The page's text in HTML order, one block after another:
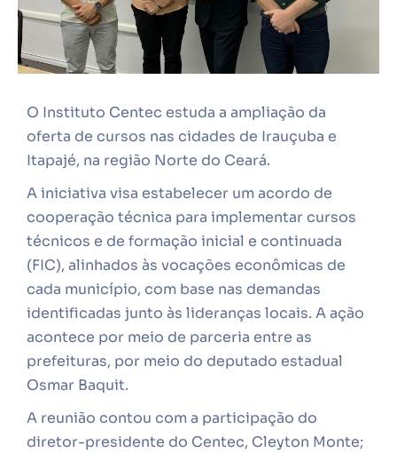
O Instituto Centec estuda a ampliação da
oferta de cursos nas cidades de Irauçuba e
Itapajé, na região Norte do Ceará.
A iniciativa visa estabelecer um acordo de
cooperação técnica para implementar cursos
técnicos e de formação inicial e continuada
(FIC), alinhados às vocações econômicas de
cada município, com base nas demandas
identificadas junto às lideranças locais. A ação
acontece por meio de parceria entre as
prefeituras, por meio do deputado estadual
Osmar Baquit.
A reunião contou com a participação do
diretor-presidente do Centec, Cleyton Monte;